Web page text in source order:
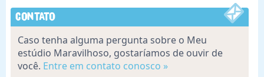
Contato
Caso tenha alguma pergunta sobre o Meu
estúdio Maravilhoso, gostaríamos de ouvir de
você. Entre em contato conosco »